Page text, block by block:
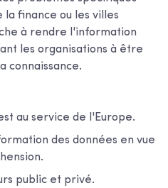
la finance ou les villes
à rendre l'information
les organisations à être
connaissance.
au service de l'Europe.
des données en vue
public et privé.